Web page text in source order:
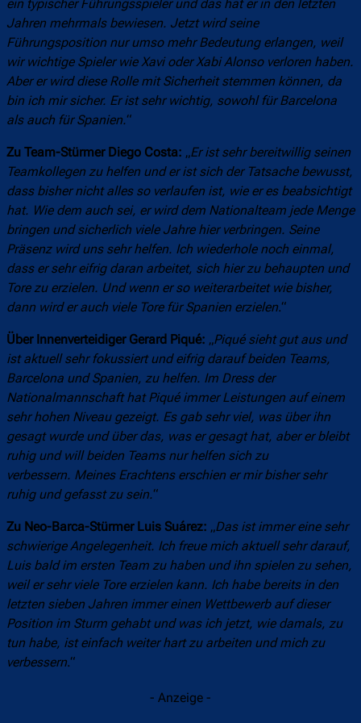
ein typischer Führungsspieler und das hat er in den letzten
Jahren mehrmals bewiesen. Jetzt wird seine
Führungsposition nur umso mehr Bedeutung erlangen, weil
wir wichtige Spieler wie Xavi oder Xabi Alonso verloren haben.
Aber er wird diese Rolle mit Sicherheit stemmen können, da
bin ich mir sicher. Er ist sehr wichtig, sowohl für Barcelona
als auch für Spanien.“
Zu Team-Stürmer Diego Costa: „Er ist sehr bereitwillig seinen
Teamkollegen zu helfen und er ist sich der Tatsache bewusst,
dass bisher nicht alles so verlaufen ist, wie er es beabsichtigt
hat. Wie dem auch sei, er wird dem Nationalteam jede Menge
bringen und sicherlich viele Jahre hier verbringen. Seine
Präsenz wird uns sehr helfen. Ich wiederhole noch einmal,
dass er sehr eifrig daran arbeitet, sich hier zu behaupten und
Tore zu erzielen. Und wenn er so weiterarbeitet wie bisher,
dann wird er auch viele Tore für Spanien erzielen.“
Über Innenverteidiger Gerard Piqué: „Piqué sieht gut aus und
ist aktuell sehr fokussiert und eifrig darauf beiden Teams,
Barcelona und Spanien, zu helfen. Im Dress der
Nationalmannschaft hat Piqué immer Leistungen auf einem
sehr hohen Niveau gezeigt. Es gab sehr viel, was über ihn
gesagt wurde und über das, was er gesagt hat, aber er bleibt
ruhig und will beiden Teams nur helfen sich zu
verbessern. Meines Erachtens erschien er mir bisher sehr
ruhig und gefasst zu sein.“
Zu Neo-Barca-Stürmer Luis Suárez: „Das ist immer eine sehr
schwierige Angelegenheit. Ich freue mich aktuell sehr darauf,
Luis bald im ersten Team zu haben und ihn spielen zu sehen,
weil er sehr viele Tore erzielen kann. Ich habe bereits in den
letzten sieben Jahren immer einen Wettbewerb auf dieser
Position im Sturm gehabt und was ich jetzt, wie damals, zu
tun habe, ist einfach weiter hart zu arbeiten und mich zu
verbessern.“
- Anzeige -